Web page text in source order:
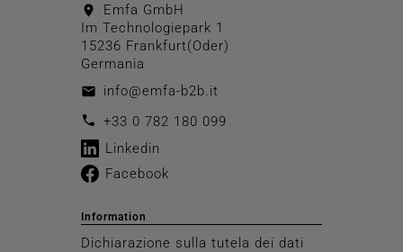
location_on
Emfa GmbH
Im Technologiepark 1
15236 Frankfurt(Oder)
Germania
email info@emfa-b2b.it
call +33 0 782 180 099
Linkedin
Facebook
Information
Dichiarazione sulla tutela dei dati